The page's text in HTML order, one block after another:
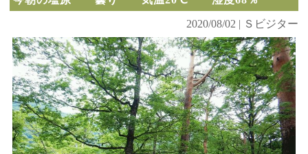
2020/08/02 | Ｓビジター